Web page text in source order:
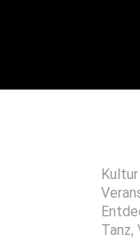
Tanz,